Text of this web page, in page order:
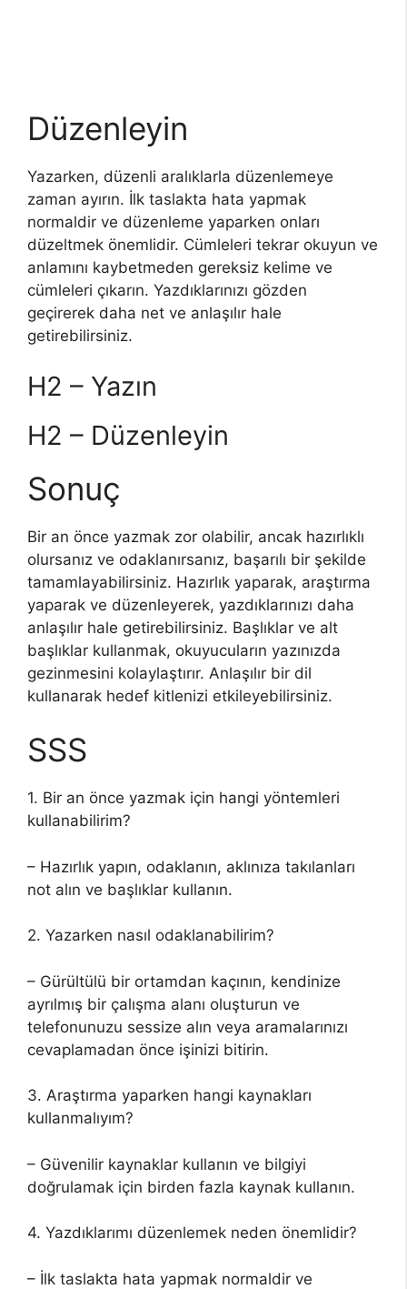
Düzenleyin
Yazarken, düzenli aralıklarla düzenlemeye
zaman ayırın. İlk taslakta hata yapmak
normaldir ve düzenleme yaparken onları
düzeltmek önemlidir. Cümleleri tekrar okuyun ve
anlamını kaybetmeden gereksiz kelime ve
cümleleri çıkarın. Yazdıklarınızı gözden
geçirerek daha net ve anlaşılır hale
getirebilirsiniz.
H2 – Yazın
H2 – Düzenleyin
Sonuç
Bir an önce yazmak zor olabilir, ancak hazırlıklı
olursanız ve odaklanırsanız, başarılı bir şekilde
tamamlayabilirsiniz. Hazırlık yaparak, araştırma
yaparak ve düzenleyerek, yazdıklarınızı daha
anlaşılır hale getirebilirsiniz. Başlıklar ve alt
başlıklar kullanmak, okuyucuların yazınızda
gezinmesini kolaylaştırır. Anlaşılır bir dil
kullanarak hedef kitlenizi etkileyebilirsiniz.
SSS
1. Bir an önce yazmak için hangi yöntemleri
kullanabilirim?
– Hazırlık yapın, odaklanın, aklınıza takılanları
not alın ve başlıklar kullanın.
2. Yazarken nasıl odaklanabilirim?
– Gürültülü bir ortamdan kaçının, kendinize
ayrılmış bir çalışma alanı oluşturun ve
telefonunuzu sessize alın veya aramalarınızı
cevaplamadan önce işinizi bitirin.
3. Araştırma yaparken hangi kaynakları
kullanmalıyım?
– Güvenilir kaynaklar kullanın ve bilgiyi
doğrulamak için birden fazla kaynak kullanın.
4. Yazdıklarımı düzenlemek neden önemlidir?
– İlk taslakta hata yapmak normaldir ve